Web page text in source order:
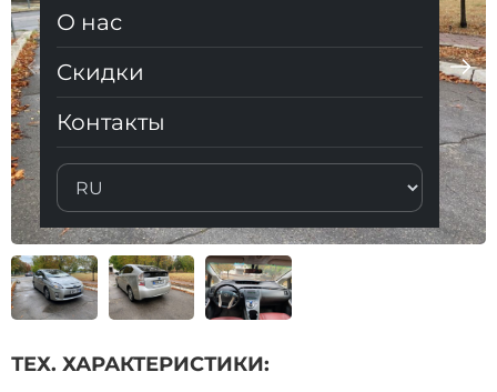
О нас
Cкидки
Контакты
ТЕХ. ХАРАКТЕРИСТИКИ: